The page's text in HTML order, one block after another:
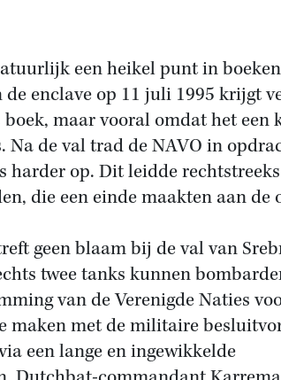
een heikel punt in
de enclave op 11 juli 1995 krijgt
maar vooral omdat het een
Na de val trad de NAVO in
harder op. Dit leidde
die een einde maakten aan de
geen blaam bij de val van
twee tanks kunnen
van de Verenigde Naties
maken met de militaire
een lange en ingewikkelde